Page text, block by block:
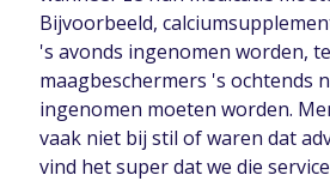
Bijvoorbeeld,
's avonds ingenomen worden,
maagbeschermers 's ochtends
ingenomen moeten worden.
vaak niet bij stil of waren dat
vind het super dat we die